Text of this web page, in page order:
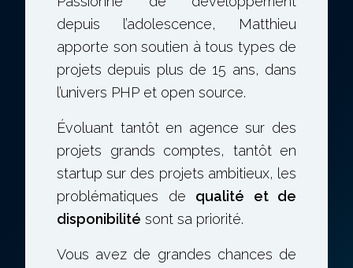
depuis l’adolescence, Matthieu
apporte son soutien à tous types de
projets depuis plus de 15 ans, dans
l’univers PHP et open source.
Évoluant tantôt en agence sur des
projets grands comptes, tantôt en
startup sur des projets ambitieux, les
problématiques de qualité et de
disponibilité sont sa priorité.
Vous avez de grandes chances de